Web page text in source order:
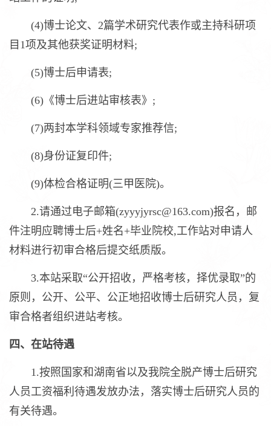
(4)博士论文、2篇学术研究代表作或主持科研项
目1项及其他获奖证明材料;
(5)博士后申请表;
(6)《博士后进站审核表》;
(7)两封本学科领域专家推荐信;
(8)身份证复印件;
(9)体检合格证明(三甲医院)。
2.请通过电子邮箱(zyyyjyrsc@163.com)报名，邮
件注明应聘博士后+姓名+毕业院校,工作站对申请人
材料进行初审合格后提交纸质版。
3.本站采取“公开招收，严格考核，择优录取”的
原则，公开、公平、公正地招收博士后研究人员，复
审合格者组织进站考核。
四、在站待遇
1.按照国家和湖南省以及我院全脱产博士后研究
人员工资福利待遇发放办法，落实博士后研究人员的
有关待遇。